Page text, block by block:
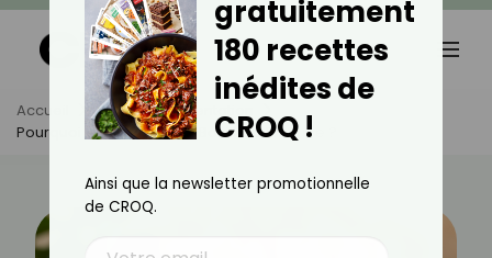
Accueil Actus
Alimentation
Pourquoi Faut-Il Éviter Les Bouillons En Cube ?
gratuitement
180 recettes
inédites de
CROQ !
Ainsi que la newsletter promotionnelle
de CROQ.